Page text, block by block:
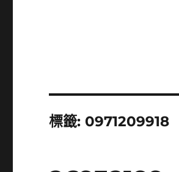
標籤: 0971209918